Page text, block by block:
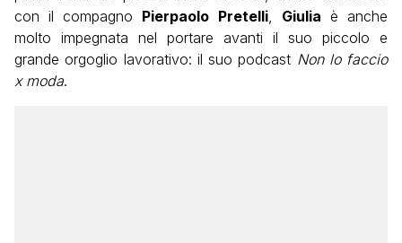
con il compagno Pierpaolo Pretelli, Giulia è anche
molto impegnata nel portare avanti il suo piccolo e
grande orgoglio lavorativo: il suo podcast Non lo faccio
x moda.